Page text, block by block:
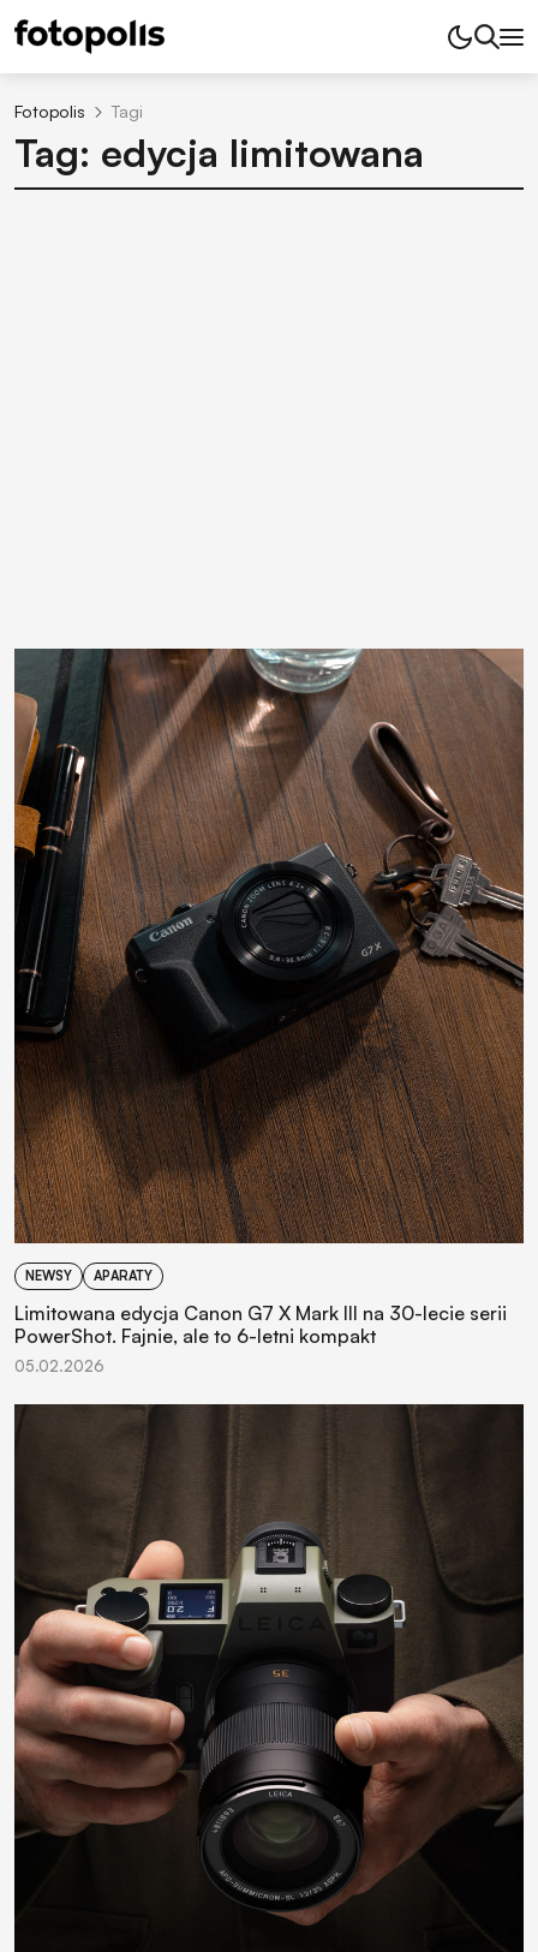
Fotopolis Tagi
Tag: edycja limitowana
NEWSY APARATY
Limitowana edycja Canon G7 X Mark III na 30-lecie serii
PowerShot. Fajnie, ale to 6-letni kompakt
05.02.2026